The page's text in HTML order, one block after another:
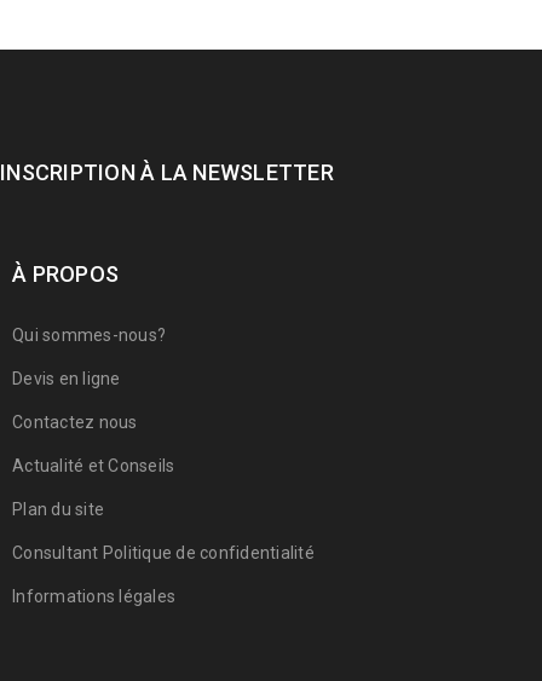
INSCRIPTION À LA NEWSLETTER
À PROPOS
Qui sommes-nous?
Devis en ligne
Contactez nous
Actualité et Conseils
Plan du site
Consultant Politique de confidentialité
Informations légales